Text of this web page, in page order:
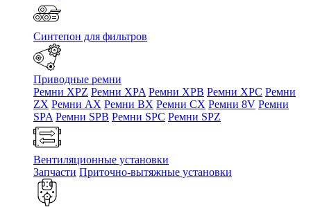
Синтепон для фильтров
Приводные ремни
Ремни XPZ Ремни XPA Ремни XPB Ремни XPC Ремни
ZX Ремни AX Ремни BX Ремни CX Ремни 8V Ремни
SPA Ремни SPB Ремни SPC Ремни SPZ
Вентиляционные установки
Запчасти Приточно-вытяжные установки